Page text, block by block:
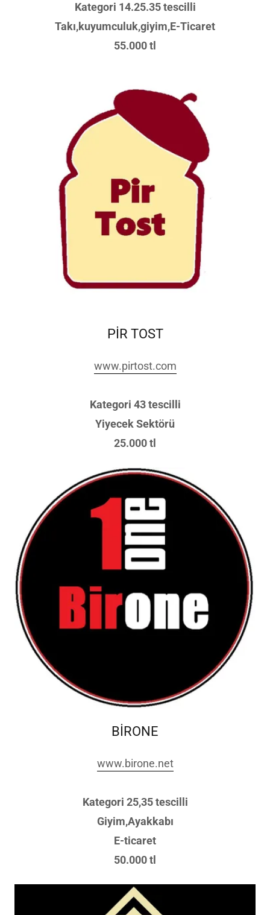
Kategori 14.25.35 tescilli
Takı,kuyumculuk,giyim,E-Ticaret
55.000 tl
PİR TOST
www.pirtost.com
Kategori 43 tescilli
Yiyecek Sektörü
25.000 tl
BİRONE
www.birone.net
Kategori 25,35 tescilli
Giyim,Ayakkabı
E-ticaret
50.000 tl